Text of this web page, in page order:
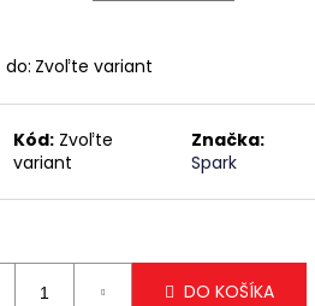
Zvoľte variant
Kód: Zvoľte
variant
Značka:
Spark
DO KOŠÍKA